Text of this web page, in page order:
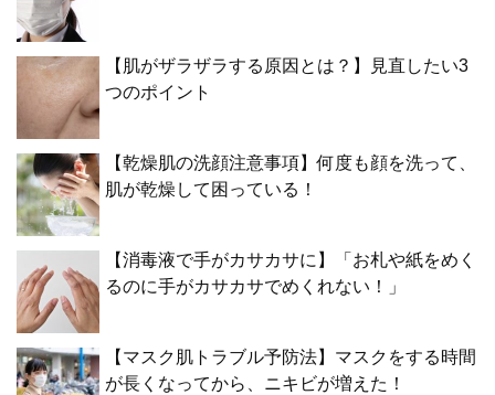
【肌がザラザラする原因とは？】見直したい3
つのポイント
【乾燥肌の洗顔注意事項】何度も顔を洗って、
肌が乾燥して困っている！
【消毒液で手がカサカサに】「お札や紙をめく
るのに手がカサカサでめくれない！」
【マスク肌トラブル予防法】マスクをする時間
が長くなってから、ニキビが増えた！